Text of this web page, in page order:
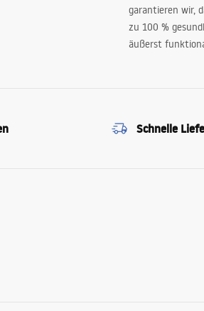
garantieren wir,
zu 100 %
äußerst
Schnelle